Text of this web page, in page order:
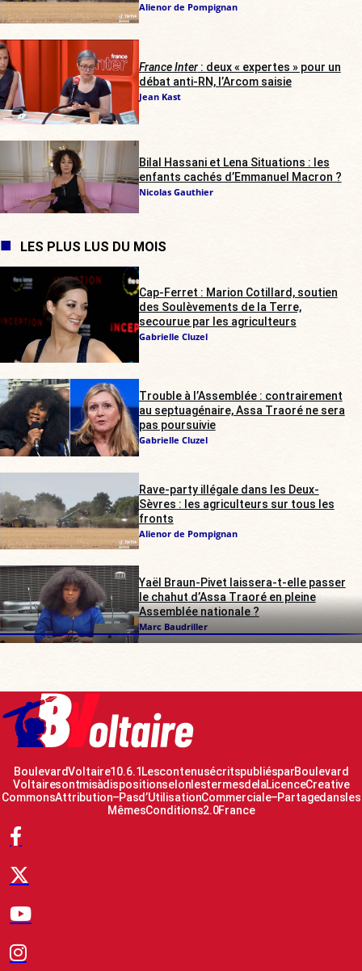
Alienor de Pompignan
France Inter: deux « expertes » pour un
débat anti-RN, l’Arcom saisie
Jean Kast
Bilal Hassani et Lena Situations : les
enfants cachés d’Emmanuel Macron ?
Nicolas Gauthier
LES PLUS LUS DU MOIS
Cap-Ferret : Marion Cotillard, soutien
des Soulèvements de la Terre,
secourue par les agriculteurs
Gabrielle Cluzel
Trouble à l’Assemblée : contrairement
au septuagénaire, Assa Traoré ne sera
pas poursuivie
Gabrielle Cluzel
Rave-party illégale dans les Deux-
Sèvres : les agriculteurs sur tous les
fronts
Alienor de Pompignan
Yaël Braun-Pivet laissera-t-elle passer
le chahut d’Assa Traoré en pleine
Assemblée nationale ?
Marc Baudriller
Boulevard Voltaire 10.6.1 Les contenus écrits publiés par Boulevard
Voltaire sont mis à disposition selon les termes de la Licence Creative
Commons Attribution – Pas d’Utilisation Commerciale – Partage dans les
Mêmes Conditions 2.0 France